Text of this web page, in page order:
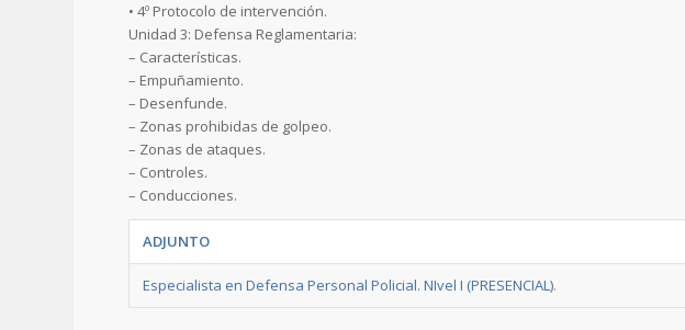
• 4º Protocolo de intervención.
Unidad 3: Defensa Reglamentaria:
– Características.
– Empuñamiento.
– Desenfunde.
– Zonas prohibidas de golpeo.
– Zonas de ataques.
– Controles.
– Conducciones.
ADJUNTO
Especialista en Defensa Personal Policial. NIvel I (PRESENCIAL).